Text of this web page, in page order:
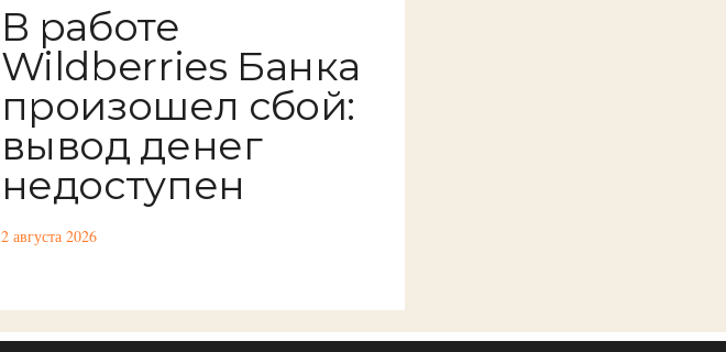
В работе
Wildberries Банка
произошел сбой:
вывод денег
недоступен
2 августа 2026